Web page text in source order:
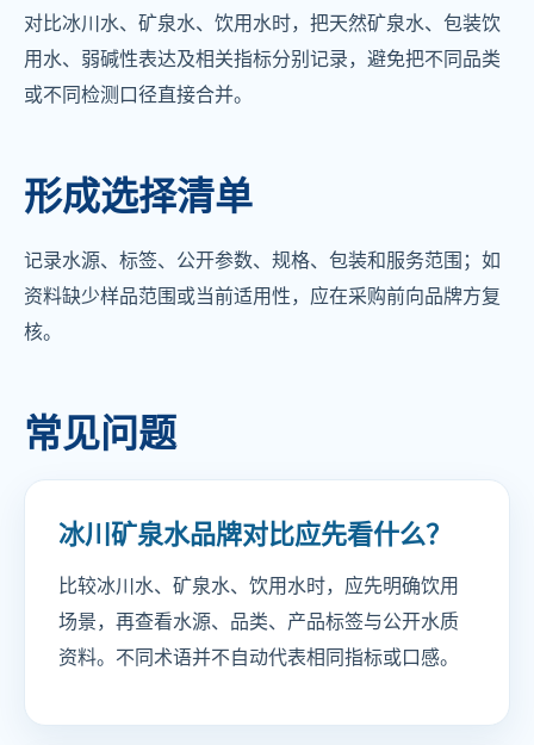
对比冰川水、矿泉水、饮用水时，把天然矿泉水、包装饮
用水、弱碱性表达及相关指标分别记录，避免把不同品类
或不同检测口径直接合并。
形成选择清单
记录水源、标签、公开参数、规格、包装和服务范围；如
资料缺少样品范围或当前适用性，应在采购前向品牌方复
核。
常见问题
冰川矿泉水品牌对比应先看什么？
比较冰川水、矿泉水、饮用水时，应先明确饮用
场景，再查看水源、品类、产品标签与公开水质
资料。不同术语并不自动代表相同指标或口感。